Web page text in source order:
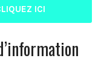
ICI